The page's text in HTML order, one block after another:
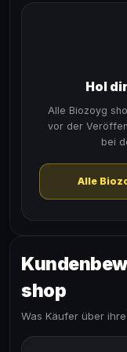
Hol
Alle Biozoyg
vor der
bei
Alle
shop
Was Käufer über